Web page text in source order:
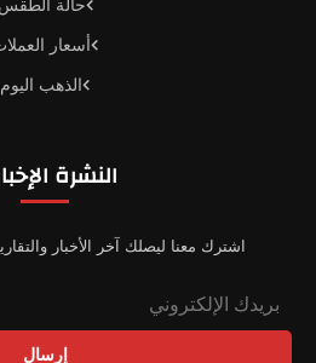
حالة الطقس
أسعار
الذهب اليوم
النشرة
اشترك معنا ليصلك آخر الأخبار
إرسال